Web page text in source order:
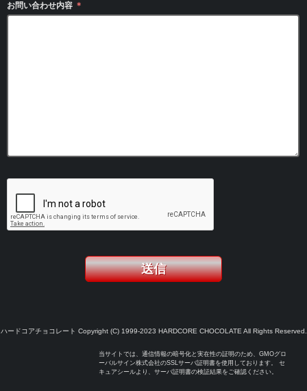
お問い合わせ内容 ＊
ハードコアチョコレート Copyright (C) 1999-2023 HARDCORE CHOCOLATE All Rights Reserved.
当サイトでは、通信情報の暗号化と実在性の証明のため、GMOグロ
ーバルサイン株式会社のSSLサーバ証明書を使用しております。 セ
キュアシールより、サーバ証明書の検証結果をご確認ください。